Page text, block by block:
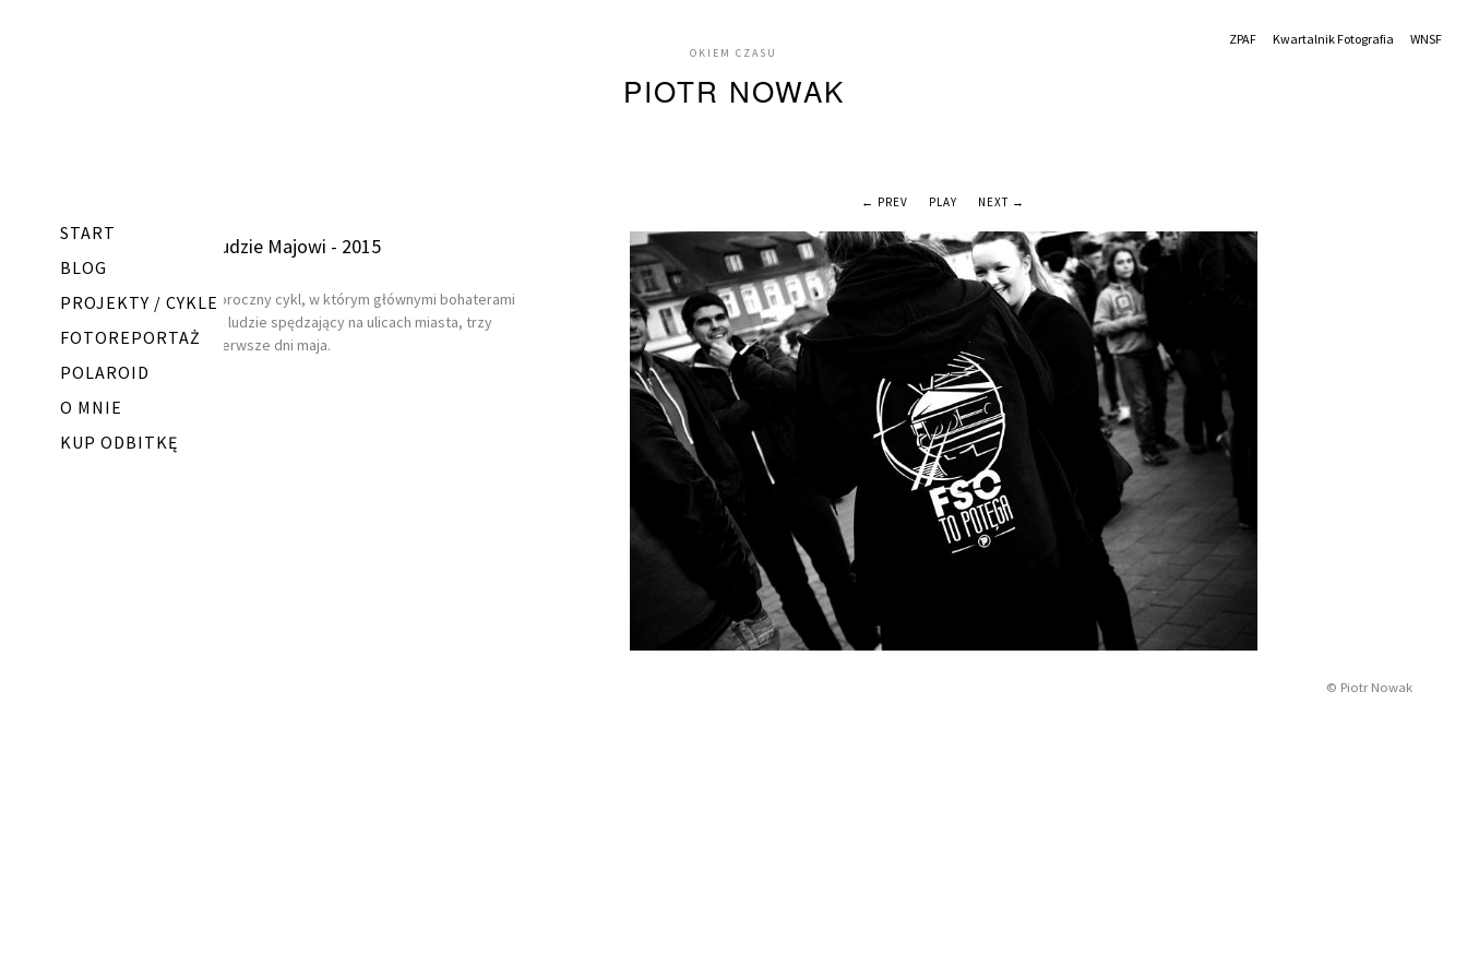
START
BLOG
PROJEKTY / CYKLE
FOTOREPORTAŻ
POLAROID
O MNIE
KUP ODBITKĘ
ZPAF Kwartalnik Fotografia WNSF
OKIEM CZASU
PIOTR NOWAK
Ludzie Majowi - 2015
Coroczny cykl, w którym głównymi bohaterami
są ludzie spędzający na ulicach miasta, trzy
pierwsze dni maja.
← PREV PLAY NEXT →
© Piotr Nowak